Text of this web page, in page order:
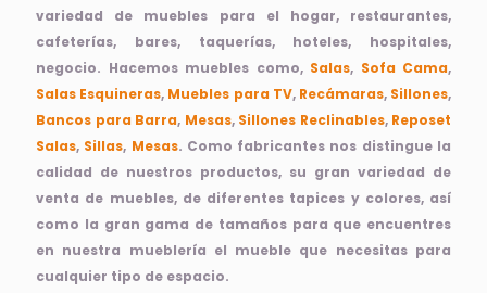
variedad de muebles para el hogar, restaurantes,
cafeterías, bares, taquerías, hoteles, hospitales,
negocio. Hacemos muebles como, Salas, Sofa Cama,
Salas Esquineras, Muebles para TV, Recámaras, Sillones,
Bancos para Barra, Mesas, Sillones Reclinables, Reposet
Salas, Sillas, Mesas. Como fabricantes nos distingue la
calidad de nuestros productos, su gran variedad de
venta de muebles, de diferentes tapices y colores, así
como la gran gama de tamaños para que encuentres
en nuestra mueblería el mueble que necesitas para
cualquier tipo de espacio.